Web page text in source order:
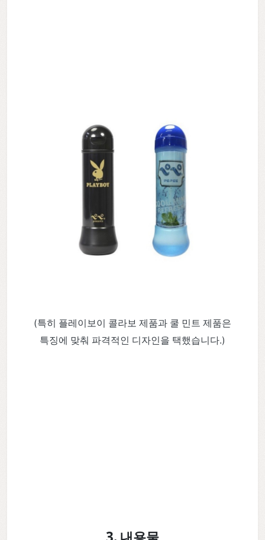
(특히 플레이보이 콜라보 제품과 쿨 민트 제품은
특징에 맞춰 파격적인 디자인을 택했습니다.)